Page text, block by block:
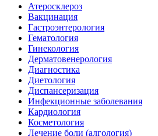
Атеросклероз
Вакцинация
Гастроэнтерология
Гематология
Гинекология
Дерматовенерология
Диагностика
Диетология
Диспансеризация
Инфекционные заболевания
Кардиология
Косметология
Лечение боли (алгология)